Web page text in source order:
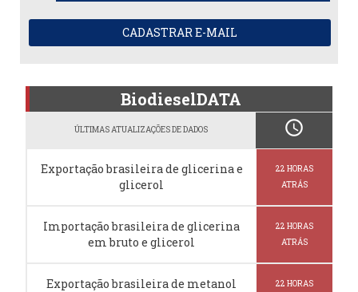
CADASTRAR E-MAIL
BiodieselDATA
ÚLTIMAS ATUALIZAÇÕES DE DADOS schedule
Exportação brasileira de glicerina e
glicerol
22 HORAS
ATRÁS
Importação brasileira de glicerina
em bruto e glicerol
22 HORAS
ATRÁS
Exportação brasileira de metanol
22 HORAS